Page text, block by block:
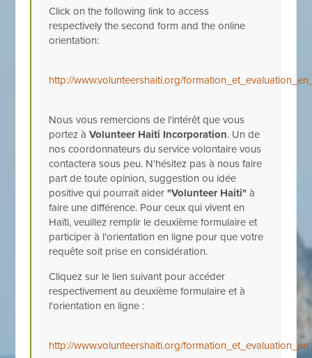
Click on the following link to access
respectively the second form and the online
orientation:
http://www.volunteershaiti.org/
Nous vous remercions de l'intérêt que vous
portez àVolunteer Haiti Incorporation. Un de
nos coordonnateurs du service volontaire vous
contactera sous peu. N'hésitez pas à nous faire
part de toute opinion, suggestion ou idée
positive qui pourrait aider"Volunteer Haiti" à
faire une différence. Pour ceux qui vivent en
Haïti, veuillez remplir le deuxième formulaire et
participer à l'orientation en ligne pour que votre
requête soit prise en considération.
Cliquez sur le lien suivant pour accéder
respectivement au deuxième formulaire et à
l'orientation en ligne :
http://www.volunteershaiti.org/